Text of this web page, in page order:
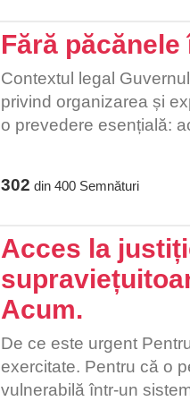
Fără
Contextul legal
privind organizarea și
o prevedere esențială:
decide dacă pe teritoriul
locale instrumentul
noroc, în interesul
că va folosi această
Mario De Mezzo, a
Local pentru eliminarea
public, sănătatea
Slatina își asumă să
302 din 400Semnături
Acces la
Acum.
De ce este urgent
exercitate. Pentru că o
vulnerabilă într-un